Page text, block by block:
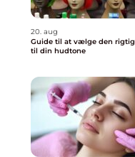
20. aug
Guide til at vælge den
til din hudtone